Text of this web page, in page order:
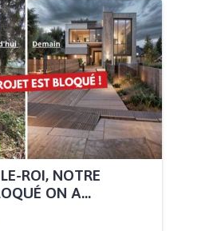
ROI, NOTRE
ON A...